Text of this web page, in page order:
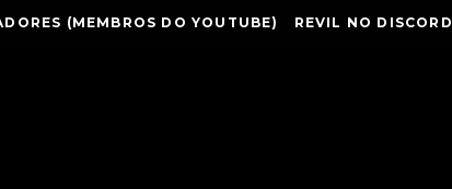
(MEMBROS DO YOUTUBE) REVIL NO DISCORD